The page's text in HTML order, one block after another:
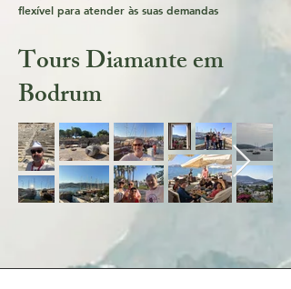
flexível para atender às suas demandas
Tours Diamante em
Bodrum